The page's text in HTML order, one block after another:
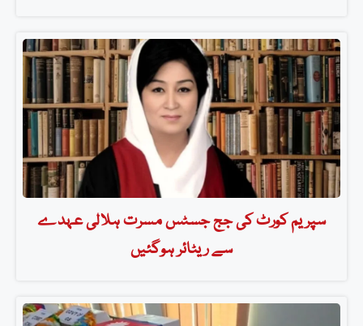
سپریم کورٹ کی جج جسٹس مسرت ہلالی عہدے
سے ریٹائر ہوگئیں